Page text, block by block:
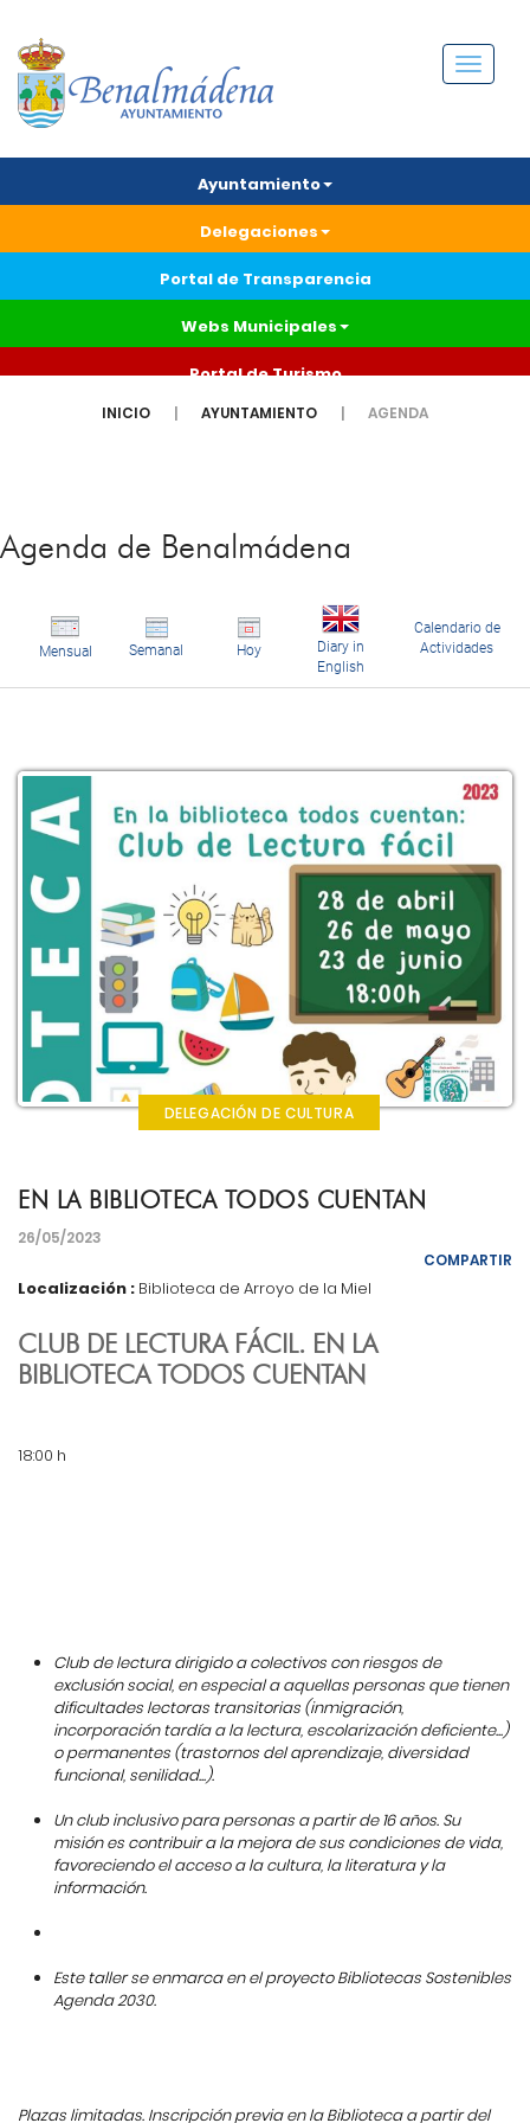
Menú
Ayuntamiento
Delegaciones
Portal de Transparencia
Webs Municipales
Portal de Turismo
INICIO AYUNTAMIENTO AGENDA
Agenda de Benalmádena
Mensual Semanal Hoy
Diary in
English
Calendario de
Actividades
DELEGACIÓN DE CULTURA
EN LA BIBLIOTECA TODOS CUENTAN
26/05/2023
COMPARTIR
Localización : Biblioteca de Arroyo de la Miel
CLUB DE LECTURA FÁCIL. EN LA
BIBLIOTECA TODOS CUENTAN
18:00 h
Club de lectura dirigido a colectivos con riesgos de
exclusión social, en especial a aquellas personas que tienen
dificultades lectoras transitorias (inmigración,
incorporación tardía a la lectura, escolarización deficiente...)
o permanentes (trastornos del aprendizaje, diversidad
funcional, senilidad...).
Un club inclusivo para personas a partir de 16 años. Su
misión es contribuir a la mejora de sus condiciones de vida,
favoreciendo el acceso a la cultura, la literatura y la
información.
Este taller se enmarca en el proyecto Bibliotecas Sostenibles
Agenda 2030.
Plazas limitadas. Inscripción previa en la Biblioteca a partir del